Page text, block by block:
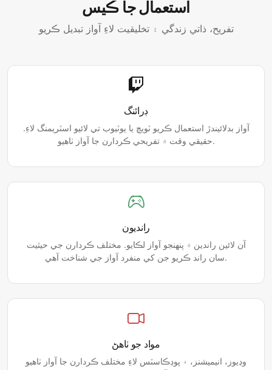
استعمال جا ڪيس
تفريح، ذاتي زندگي ۽ تخليقيت لاءِ آواز تبديل ڪريو
ڊرائنگ
آواز بدلائيندڙ استعمال ڪريو ٽويچ يا يوٽيوب تي لائيو اسٽريمنگ لاءِ.
حقيقي وقت ۾ تفريحي ڪردارن جا آواز ٺاهيو.
رانديون
آن لائين راندين ۾ پنھنجو آواز لڪايو. مختلف ڪردارن جي حيثيت
سان راند ڪريو جن کي منفرد آواز جي شناخت آھي.
مواد جو ٺاھڻ
وڊيوز، انيميشنز، ۽ پوڊڪاسٽس لاءِ مختلف ڪردارن جا آواز ٺاهيو